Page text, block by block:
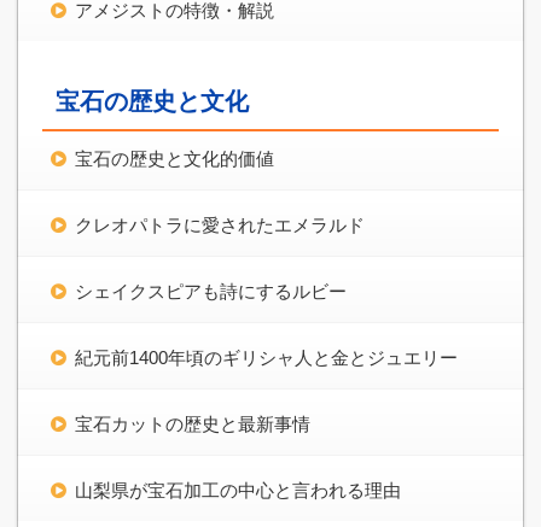
アメジストの特徴・解説
宝石の歴史と文化
宝石の歴史と文化的価値
クレオパトラに愛されたエメラルド
シェイクスピアも詩にするルビー
紀元前1400年頃のギリシャ人と金とジュエリー
宝石カットの歴史と最新事情
山梨県が宝石加工の中心と言われる理由